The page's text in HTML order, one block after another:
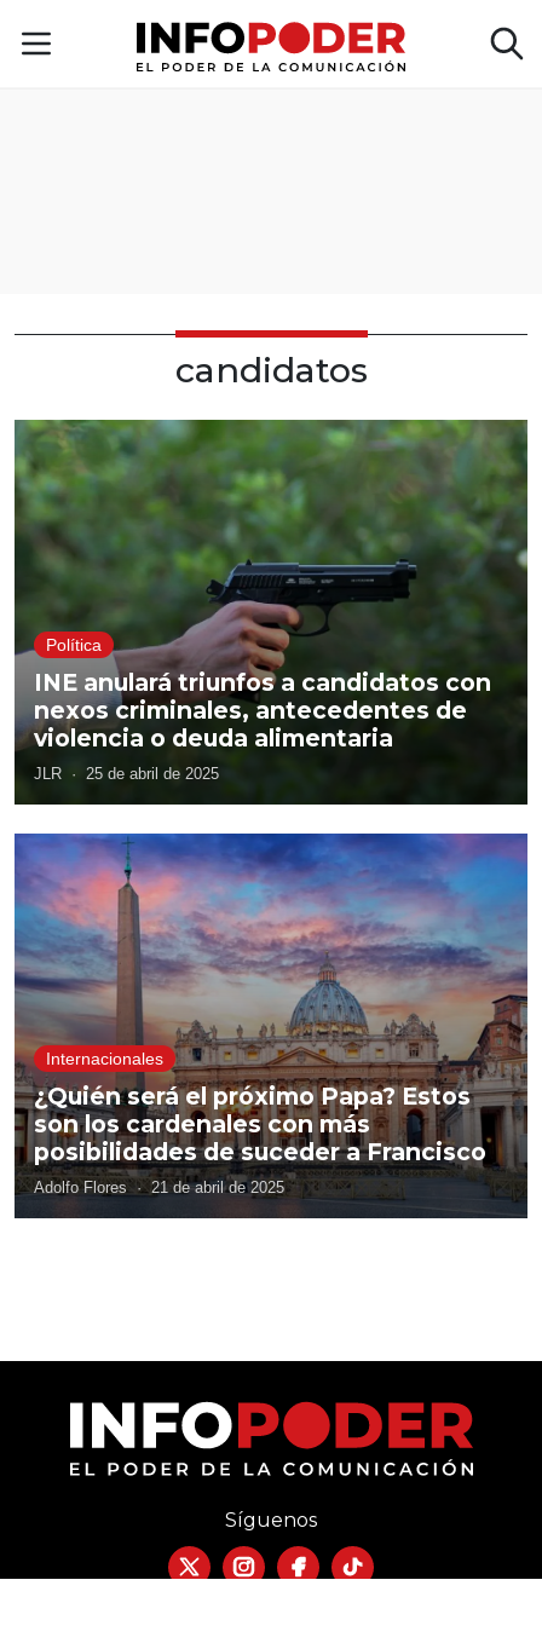
candidatos
Política
INE anulará triunfos a candidatos con
nexos criminales, antecedentes de
violencia o deuda alimentaria
JLR · 25 de abril de 2025
Internacionales
¿Quién será el próximo Papa? Estos
son los cardenales con más
posibilidades de suceder a Francisco
Adolfo Flores · 21 de abril de 2025
Síguenos